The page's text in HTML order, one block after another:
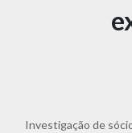
Investigação de